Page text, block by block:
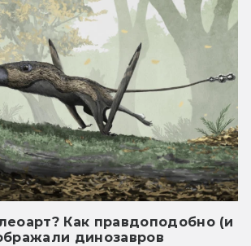
Как правдоподобно (и
динозавров